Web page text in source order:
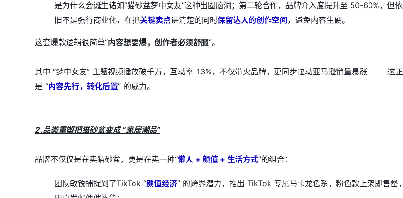
是为什么会诞生诸如“猫砂盆梦中女友”这种出圈脑洞；第二轮合作，品牌介入度提升至 50-60%，但依
旧不是强行商业化，在把关键卖点讲清楚的同时保留达人的创作空间 ，避免内容生硬。
这套爆款逻辑很简单“内容想要爆，创作者必须舒服”。
其中 “梦中女友” 主题视频播放破千万，互动率 13%，不仅带火品牌，更同步拉动亚马逊销量暴涨 —— 这正
是 “内容先行，转化后置” 的威力。
2.品类重塑把猫砂盆变成 “家居潮品”
品牌不仅仅是在卖猫砂盆，更是在卖一种“懒人 + 颜值 + 生活方式”的组合：
团队敏锐捕捉到了TikTok “颜值经济” 的跨界潜力，推出 TikTok 专属马卡龙色系，粉色款上架即售罄，